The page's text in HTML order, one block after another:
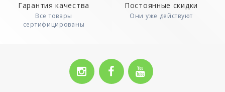
Гарантия качества
Все товары
сертифицированы
Постоянные скидки
Они уже действуют